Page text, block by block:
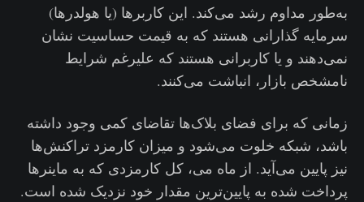
به‌طور مداوم رشد می‌کند. این کاربرها (یا هولدرها)
سرمایه گذارانی هستند که به قیمت حساسیت نشان
نمی‌دهند و یا کاربرانی هستند که علیرغم شرایط
نامشخص بازار، انباشت می‌کنند.
زمانی که برای فضای بلاک‌ها تقاضای کمی وجود داشته
باشد، شبکه خلوت می‌شود و میزان کارمزد تراکنش‌ها
نیز پایین می‌آید. از ماه می، کل کارمزدی که به ماینرها
پرداخت شده به پایین‌ترین مقدار خود نزدیک شده است.